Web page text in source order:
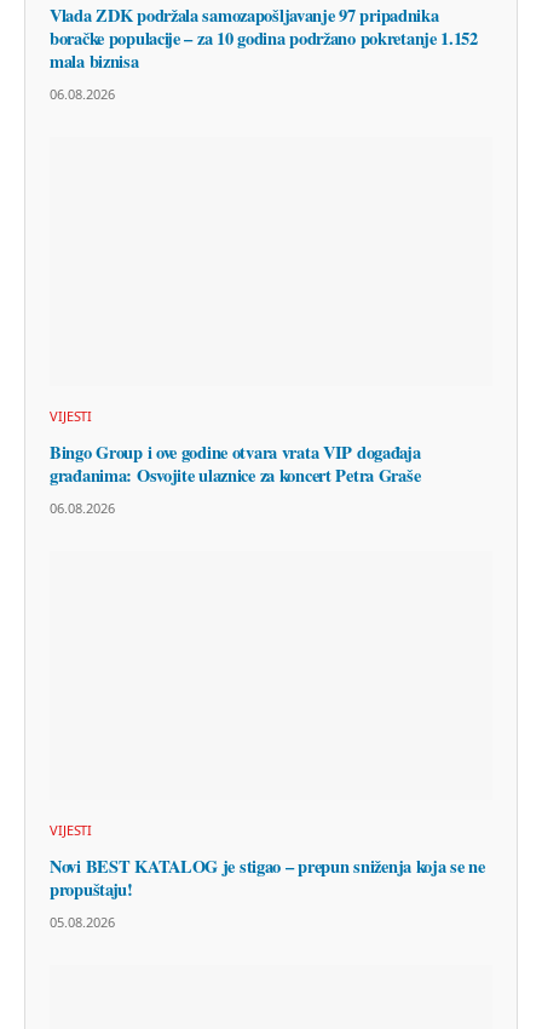
Vlada ZDK podržala samozapošljavanje 97 pripadnika
boračke populacije – za 10 godina podržano pokretanje 1.152
mala biznisa
06.08.2026
VIJESTI
Bingo Group i ove godine otvara vrata VIP događaja
građanima: Osvojite ulaznice za koncert Petra Graše
06.08.2026
VIJESTI
Novi BEST KATALOG je stigao – prepun sniženja koja se ne
propuštaju!
05.08.2026